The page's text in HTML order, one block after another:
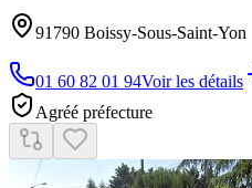
91790 Boissy-Sous-Saint-Yon
01 60 82 01 94Voir les détails
Agréé préfecture